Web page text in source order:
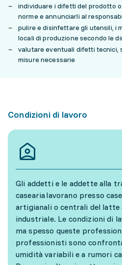
individuare i difetti del prodotto
norme e annunciarli al
pulire e disinfettare gli utensili, i
locali di produzione secondo le
valutare eventuali difetti tecnici,
misure necessarie
Condizioni di lavoro
Gli addetti e le addette alla
casearia lavorano presso
artigianali o centrali del latte
industriale. Le condizioni di
ma spesso queste
professionisti sono
umidità variabili e a rumori